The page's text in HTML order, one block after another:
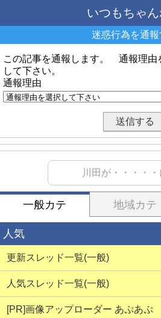
いつもちゃ
迷惑行為を通報
この記事を通報します。 通報理由
して下さい。
通報理由
川田が・・・・・
一般カテ 地域カテ
人気
更新スレッド一覧(一般)
人気スレッド一覧(一般)
[PR]画像アップローダー あぷあぷ